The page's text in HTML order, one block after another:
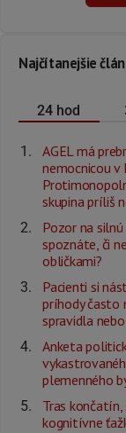
Najčítanejšie
24 hod
AGEL má
nemocnicou v
skupina príliš
Pozor na
spoznáte, či
obličkami?
Pacienti si
príhody často
spravidla
Anketa
plemenného
Tras
kognitívne